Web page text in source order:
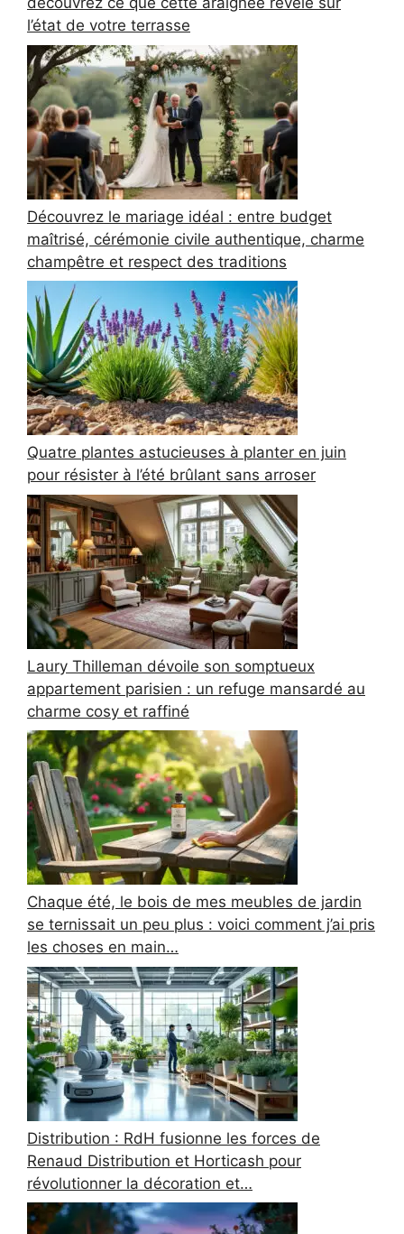
l’état de votre terrasse
Découvrez le mariage idéal : entre budget
maîtrisé, cérémonie civile authentique, charme
champêtre et respect des traditions
Quatre plantes astucieuses à planter en juin
pour résister à l’été brûlant sans arroser
Laury Thilleman dévoile son somptueux
appartement parisien : un refuge mansardé au
charme cosy et raffiné
Chaque été, le bois de mes meubles de jardin
se ternissait un peu plus : voici comment j’ai pris
les choses en main…
Distribution : RdH fusionne les forces de
Renaud Distribution et Horticash pour
révolutionner la décoration et…